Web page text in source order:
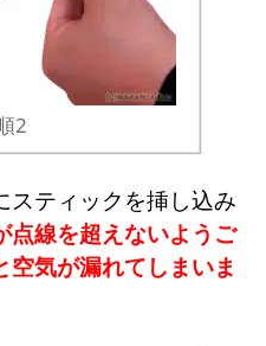
2
スティックを挿し込み
線を超えないようご
気が漏れてしまいま